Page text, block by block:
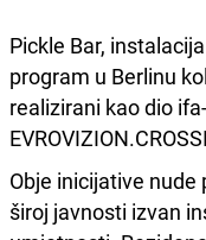
Pickle Bar,
program u Berlinu
realizirani kao dio
Obje inicijative
široj javnosti izvan